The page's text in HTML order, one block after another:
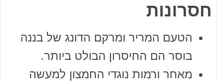
חסרונות
הטעם המריר ומרקם הדונג של בננה
בוסר הם החיסרון הבולט ביותר.
מאחר ורמות נוגדי החמצון למעשה